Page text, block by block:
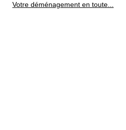
Votre déménagement en toute...